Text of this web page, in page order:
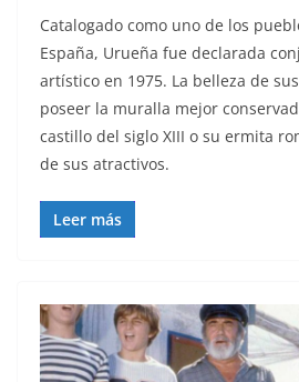
Catalogado como uno de los
España, Urueña fue declarada
artístico en 1975. La belleza de
poseer la muralla mejor
castillo del siglo XIII o su ermita
de sus atractivos.
Leer más